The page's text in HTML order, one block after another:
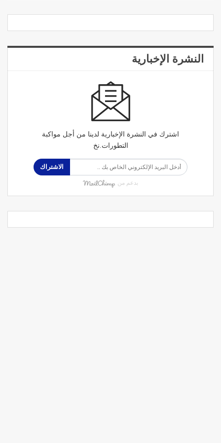
النشرة الإخبارية
اشترك في النشرة الإخبارية لدينا من أجل مواكبة
التطورات.نخ
الاشتراك
بدعم من